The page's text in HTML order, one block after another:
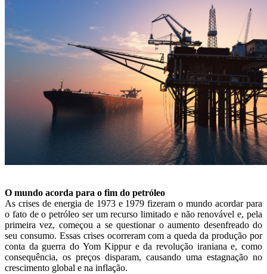
O mundo acorda para o fim do petróleo
As crises de energia de 1973 e 1979 fizeram o mundo acordar para
o fato de o petróleo ser um recurso limitado e não renovável e, pela
primeira vez, começou a se questionar o aumento desenfreado do
seu consumo. Essas crises ocorreram com a queda da produção por
conta da guerra do Yom Kippur e da revolução iraniana e, como
consequência, os preços disparam, causando uma estagnação no
crescimento global e na inflação.